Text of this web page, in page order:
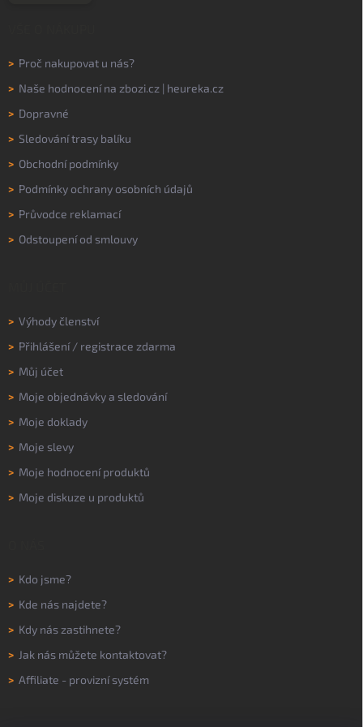
> Proč nakupovat u nás?
> Naše hodnocení na zbozi.cz | heureka.cz
> Dopravné
> Sledování trasy balíku
> Obchodní podmínky
> Podmínky ochrany osobních údajů
> Průvodce reklamací
> Odstoupení od smlouvy
> Výhody členství
> Přihlášení/ registrace zdarma
> Můj účet
> Moje objednávky a sledování
> Moje doklady
> Moje slevy
> Moje hodnocení produktů
> Moje diskuze u produktů
> Kdo jsme?
> Kde nás najdete?
> Kdy nás zastihnete?
> Jak nás můžete kontaktovat?
> Affiliate - provizní systém